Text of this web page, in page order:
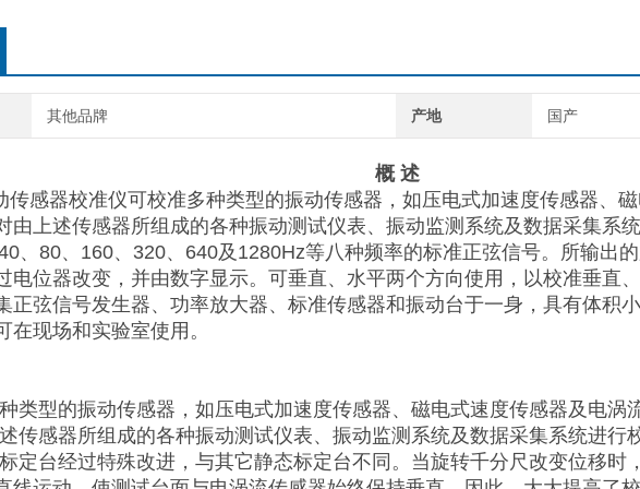
其他品牌 产地 国产
概 述
传感器校准仪可校准多种类型的振动传感器，如压电式加速度传感器、
由上述传感器所组成的各种振动测试仪表、振动监测系统及数据采集系
、80、160、320、640及1280Hz等八种频率的标准正弦信号。所输出
电位器改变，并由数字显示。可垂直、水平两个方向使用，以校准垂直
正弦信号发生器、功率放大器、标准传感器和振动台于一身，具有体积
在现场和实验室使用。
类型的振动传感器，如压电式加速度传感器、磁电式速度传感器及电涡
传感器所组成的各种振动测试仪表、振动监测系统及数据采集系统进行校
定台经过特殊改进，与其它静态标定台不同。当旋转千分尺改变位移时